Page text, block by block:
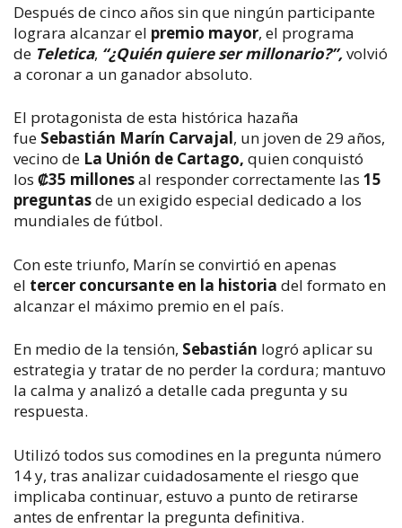
Después de cinco años sin que ningún participante
lograra alcanzar el premio mayor, el programa
de Teletica, “¿Quiénquieresermillonario?”,volvió
a coronar a un ganador absoluto.
El protagonista de esta histórica hazaña
fue Sebastián Marín Carvajal, un joven de 29 años,
vecino de La Unión de Cartago, quien conquistó
los ₡35 millonesal responder correctamente las 15
preguntasde un exigido especial dedicado a los
mundiales de fútbol.
Con este triunfo, Marín se convirtió en apenas
el tercer concursante en la historia del formato en
alcanzar el máximo premio en el país.
En medio de la tensión, Sebastián logró aplicar su
estrategia y tratar de no perder la cordura; mantuvo
la calma y analizó a detalle cada pregunta y su
respuesta.
Utilizó todos sus comodines en la pregunta número
14 y, tras analizar cuidadosamente el riesgo que
implicaba continuar, estuvo a punto de retirarse
antes de enfrentar la pregunta definitiva.